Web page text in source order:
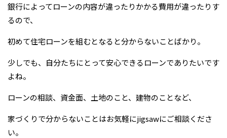
銀行によってローンの内容が違ったりかかる費用が違ったりす
るので、
初めて住宅ローンを組むとなると分からないことばかり。
少しでも、自分たちにとって安心できるローンでありたいです
よね。
ローンの相談、資金面、土地のこと、建物のことなど、
家づくりで分からないことはお気軽にjigsawにご相談くださ
い。